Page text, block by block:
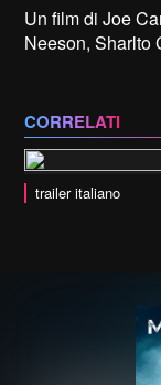
Un film di Joe
Neeson, Sharlto
CORRELATI
trailer italiano